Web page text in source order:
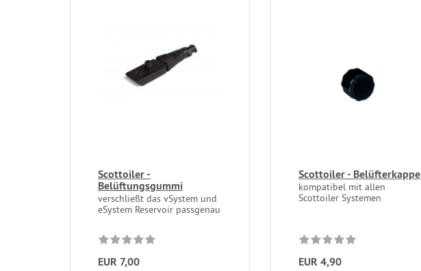
Scottoiler -
Belüftungsgummi
verschließt das vSystem und
eSystem Reservoir passgenau
EUR 7,00
Scottoiler - Belüfterkappe
kompatibel mit allen
Scottoiler Systemen
EUR 4,90